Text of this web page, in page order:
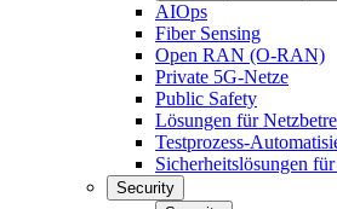
AIOps
Fiber Sensing
Open RAN (O-RAN)
Private 5G-Netze
Public Safety
Lösungen für
Testprozess-
Sicherheitslösungen
Security